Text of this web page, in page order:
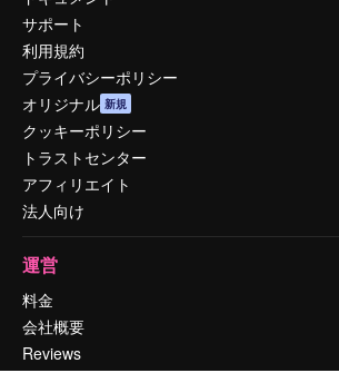
サポート
利用規約
プライバシーポリシー
オリジナル 新規
クッキーポリシー
トラストセンター
アフィリエイト
法人向け
運営
料金
会社概要
Reviews